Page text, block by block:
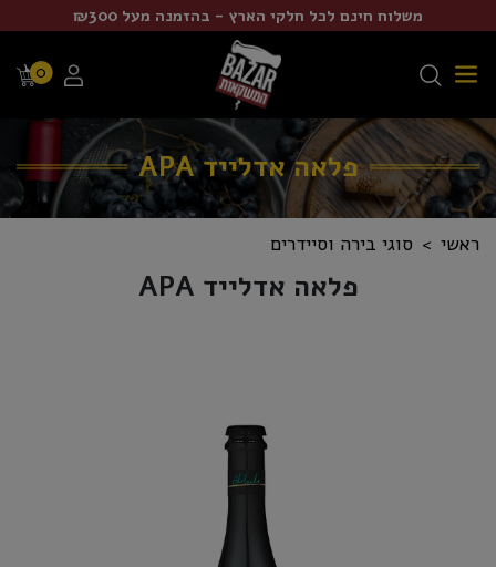
משלוח חינם לכל חלקי הארץ - בהזמנה מעל ₪300
0
פלאה אדלייד APA
ראשי סוגי בירה וסיידרים
פלאה אדלייד APA